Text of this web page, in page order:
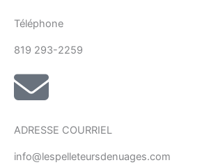
Téléphone
819 293-2259
ADRESSE COURRIEL
info@lespelleteursdenuages.com